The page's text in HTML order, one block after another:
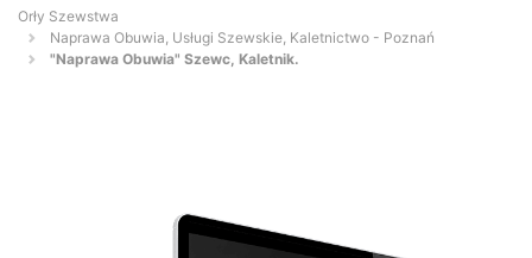
Orły Szewstwa
Naprawa Obuwia, Usługi Szewskie, Kaletnictwo - Poznań
"Naprawa Obuwia" Szewc, Kaletnik.